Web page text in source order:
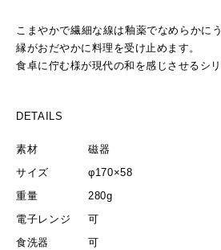
こまやかで繊細な線は釉薬でなめらかに
縁がおだやかに料理を受け止めます。
食卓に佇む様が現代の和を感じさせるシリ
DETAILS
素材
磁器
サイズ
φ170×58
重量
280g
電子レンジ
可
食洗器
可